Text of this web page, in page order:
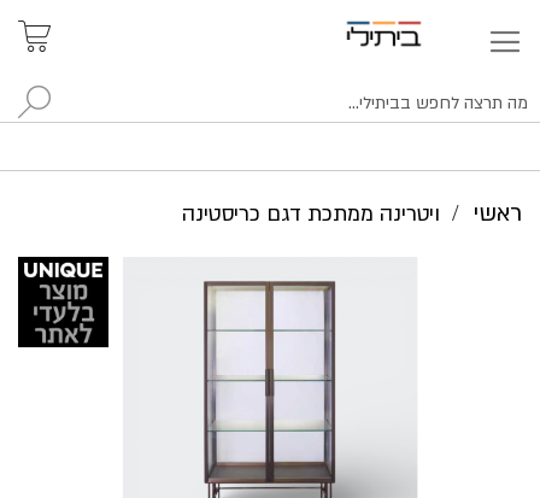
ראשי ויטרינה ממתכת דגם כריסטינה